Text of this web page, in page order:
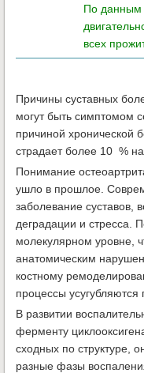
По данным
всех
Причины суставных
могут быть симптомом
причиной хронической
страдает более 10 %
Понимание
ушло в прошлое.
заболевание суставов,
деградации и стресса.
молекулярном уровне,
анатомическим
костному
процессы
В развитии
ферменту
сходных по структуре,
разные фазы